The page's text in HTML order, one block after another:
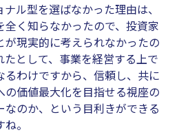
ル型を選ばなかった理由は、
く知らなかったので、投資家
現実的に考えられなかったの
たとして、事業を経営する上で
わけですから、信頼し、共に
価値最大化を目指せる視座の
のか、という目利きができる
。